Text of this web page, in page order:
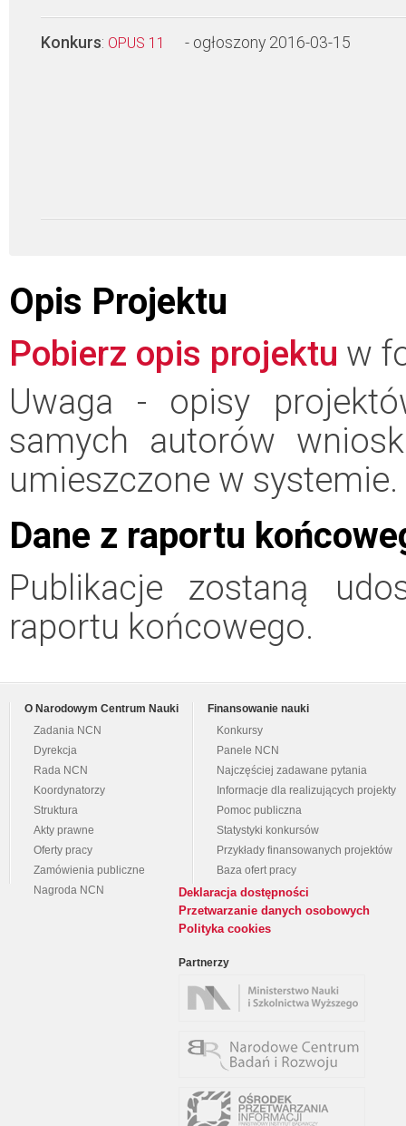
Konkurs: OPUS 11 - ogłoszony 2016-03-15
Opis Projektu
Pobierz opis projektu w
Uwaga - opisy
samych autorów
umieszczone w systemie.
Dane z raportu
Publikacje zostaną
raportu końcowego.
O Narodowym Centrum Nauki
Zadania NCN
Dyrekcja
Rada NCN
Koordynatorzy
Struktura
Akty prawne
Oferty pracy
Zamówienia publiczne
Nagroda NCN
Finansowanie nauki
Konkursy
Panele NCN
Najczęściej zadawane pytania
Informacje dla realizujących projekty
Pomoc publiczna
Statystyki konkursów
Przykłady finansowanych projektów
Baza ofert pracy
Deklaracja dostępności
Przetwarzanie danych osobowych
Polityka cookies
Partnerzy